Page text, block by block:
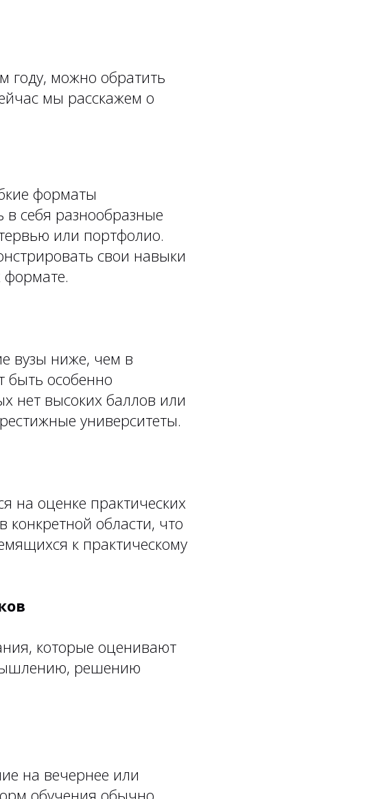
году, можно обратить
мы расскажем о
форматы
себя разнообразные
или портфолио.
свои навыки
вузы ниже, чем в
быть особенно
нет высоких баллов или
университеты.
на оценке практических
области, что
к практическому
которые оценивают
решению
на вечернее или
обучения обычно